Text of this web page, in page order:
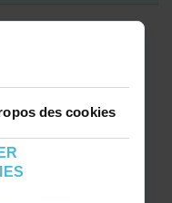
des cookies
Sociaux et soyez
nouvelles :)